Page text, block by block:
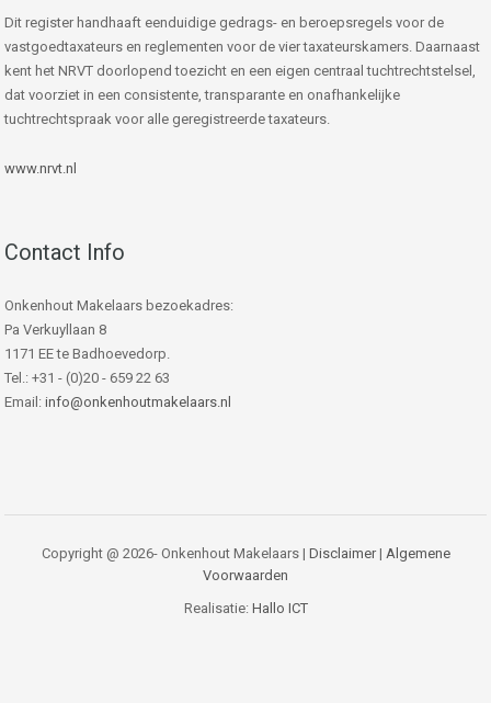
Dit register handhaaft eenduidige gedrags- en beroepsregels voor de
vastgoedtaxateurs en reglementen voor de vier taxateurskamers. Daarnaast
kent het NRVT doorlopend toezicht en een eigen centraal tuchtrechtstelsel,
dat voorziet in een consistente, transparante en onafhankelijke
tuchtrechtspraak voor alle geregistreerde taxateurs.
www.nrvt.nl
Contact Info
Onkenhout Makelaars bezoekadres:
Pa Verkuyllaan 8
1171 EE te Badhoevedorp.
Tel.: +31 - (0)20 - 659 22 63
Email: info@onkenhoutmakelaars.nl
Copyright @ 2026- Onkenhout Makelaars | Disclaimer| Algemene
Voorwaarden
Realisatie: Hallo ICT